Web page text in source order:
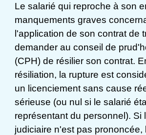
Le salarié qui reproche à son
manquements graves
l'application de son contrat de
demander au conseil de
(CPH) de résilier son contrat.
résiliation, la rupture est
un licenciement sans cause
sérieuse (ou nul si le salarié
représentant du personnel). Si
judiciaire n'est pas prononcée,